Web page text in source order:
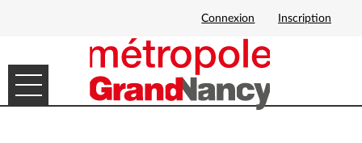
Connexion Inscription
Ouvrir le menu